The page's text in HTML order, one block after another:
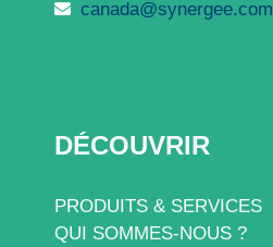
canada@synergee.com
DÉCOUVRIR
PRODUITS & SERVICES
QUI SOMMES-NOUS ?